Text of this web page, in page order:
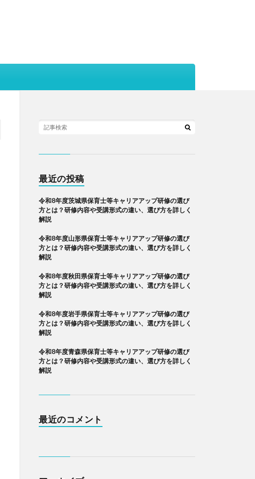
最近の投稿
令和8年度茨城県保育士等キャリアアップ研修の選び
方とは？研修内容や受講形式の違い、選び方を詳しく
解説
令和8年度山形県保育士等キャリアアップ研修の選び
方とは？研修内容や受講形式の違い、選び方を詳しく
解説
令和8年度秋田県保育士等キャリアアップ研修の選び
方とは？研修内容や受講形式の違い、選び方を詳しく
解説
令和8年度岩手県保育士等キャリアアップ研修の選び
方とは？研修内容や受講形式の違い、選び方を詳しく
解説
令和8年度青森県保育士等キャリアアップ研修の選び
方とは？研修内容や受講形式の違い、選び方を詳しく
解説
最近のコメント